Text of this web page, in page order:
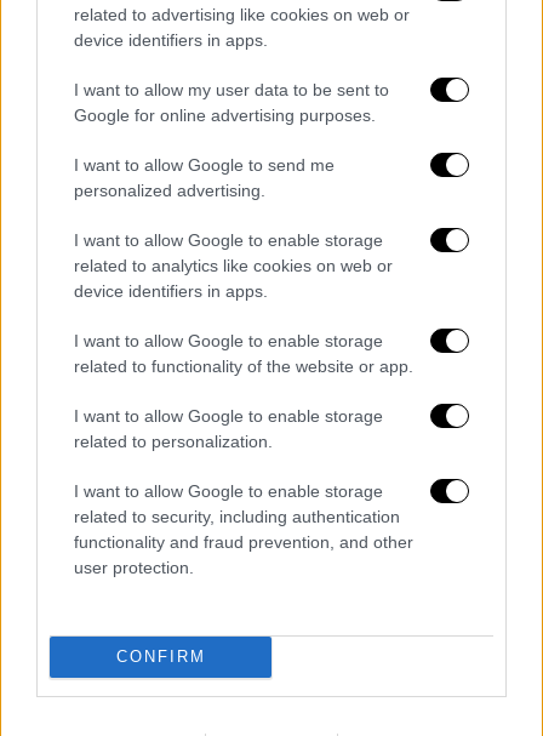
related to advertising like cookies on web or
device identifiers in apps.
I want to allow my user data to be sent to
Google for online advertising purposes.
I want to allow Google to send me
personalized advertising.
I want to allow Google to enable storage
related to analytics like cookies on web or
device identifiers in apps.
I want to allow Google to enable storage
related to functionality of the website or app.
I want to allow Google to enable storage
related to personalization.
I want to allow Google to enable storage
related to security, including authentication
functionality and fraud prevention, and other
user protection.
CONFIRM
Σινεμά |05.09.2025 12:40
Σάλος με τη νέα κινηματογραφική
διασκευή των «Ανεμοδαρμένων Υψών» -
Έντονες αντιδράσεις για τις τολμηρές
σκηνές
να κυκλοφορήσει στις 14 Φεβρουαρίου 2026